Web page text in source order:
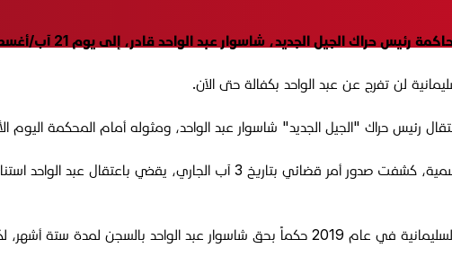
حراك الجيل الجديد، شاسوار عبد الواحد قادر، إلى يوم 21 آب/أغسطس الجاري.
لن تفرج عن عبد الواحد بكفالة حتى الآن.
رئيس حراك "الجيل الجديد" شاسوار عبد الواحد، ومثوله أمام المحكمة اليوم
ستة أشهر، لكنه رفض المثول أمام القضاء حينها.